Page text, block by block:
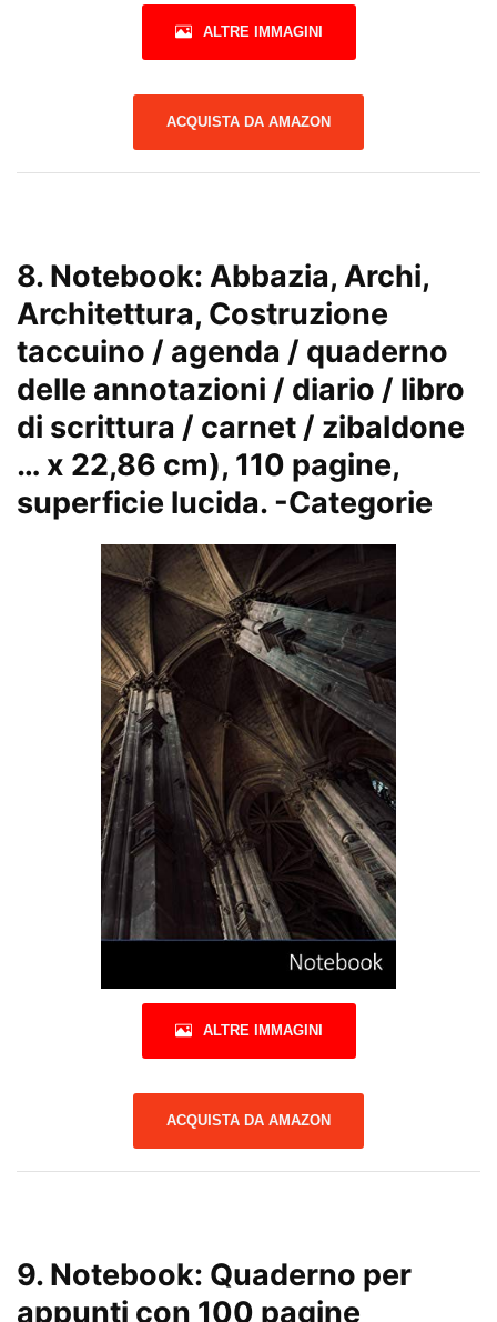
ALTRE IMMAGINI
ACQUISTA DA AMAZON
8. Notebook: Abbazia, Archi,
Architettura, Costruzione
taccuino / agenda / quaderno
delle annotazioni / diario / libro
di scrittura / carnet / zibaldone
… x 22,86 cm), 110 pagine,
superficie lucida. -Categorie
ALTRE IMMAGINI
ACQUISTA DA AMAZON
9. Notebook: Quaderno per
appunti con 100 pagine